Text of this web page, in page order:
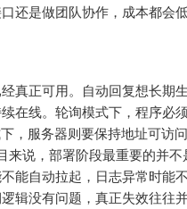
还是做团队协作，成本都会低
真正可用。自动回复想长期
在线。轮询模式下，程序必
，服务器则要保持地址可访
来说，部署阶段最重要的并不
能自动拉起，日志异常时能
辑没有问题，真正失效往往